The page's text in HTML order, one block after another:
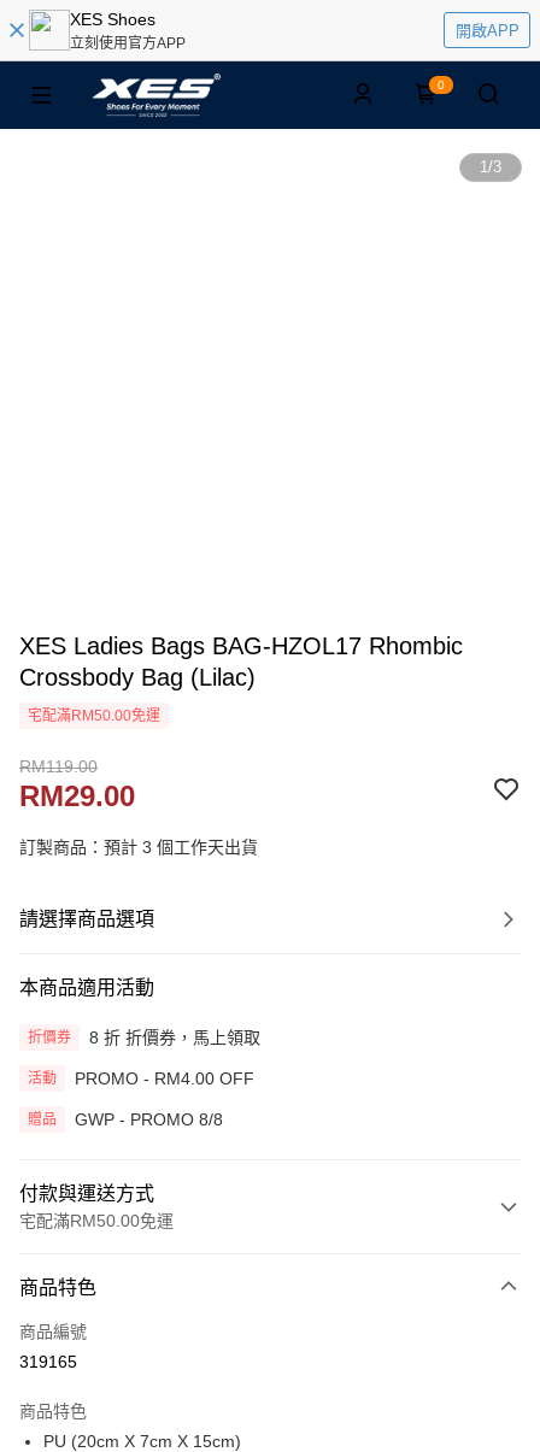
XES Shoes
立刻使用官方APP
開啟APP
0
1/3
XES Ladies Bags BAG-HZOL17 Rhombic
Crossbody Bag (Lilac)
宅配滿RM50.00免運
RM119.00
RM29.00
訂製商品：預計 3 個工作天出貨
請選擇商品選項
本商品適用活動
折價券 8 折 折價券，馬上領取
活動 PROMO - RM4.00 OFF
贈品 GWP - PROMO 8/8
付款與運送方式
宅配滿RM50.00免運
信用卡一次付清
網路銀行
僅支援 Maybank、 CIMB Bank、Public Bank、RHB Bank、Hong Leong
Bank、Bank Islam、AmBank、BSN Bank
Touch 'n Go
商品特色
商品編號
319165
商品特色
PU (20cm X 7cm X 15cm)